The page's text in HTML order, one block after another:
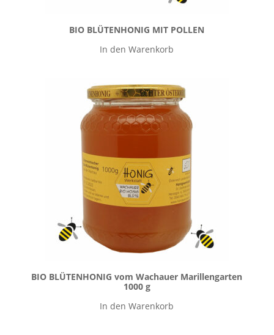
BIO BLÜTENHONIG MIT POLLEN
In den Warenkorb
BIO BLÜTENHONIG vom Wachauer Marillengarten
1000 g
In den Warenkorb